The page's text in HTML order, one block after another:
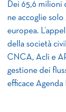
Dei 65,6 milioni
ne accoglie
europea.
della società
CNCA, Acli e
gestione dei
efficace Agenda